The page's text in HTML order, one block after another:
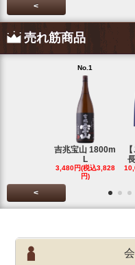
<
売れ筋商品
No.1
吉兆宝山 1800m
L
3,480円(税込3,828
円)
<